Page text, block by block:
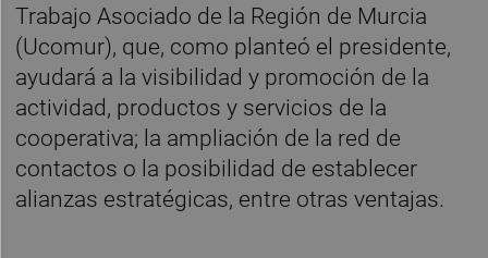
Trabajo Asociado de la Región de Murcia
(Ucomur), que, como planteó el presidente,
ayudará a la visibilidad y promoción de la
actividad, productos y servicios de la
cooperativa; la ampliación de la red de
contactos o la posibilidad de establecer
alianzas estratégicas, entre otras ventajas.